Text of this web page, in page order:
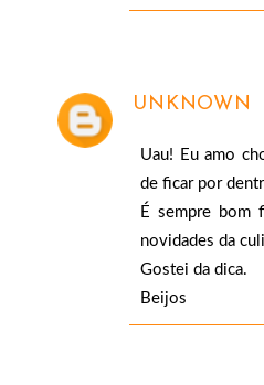
UNKNOWN
Uau! Eu amo
de ficar por
É sempre bom
novidades da
Gostei da dica.
Beijos